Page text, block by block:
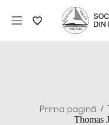
conținut
Prima pagină /
Thomas